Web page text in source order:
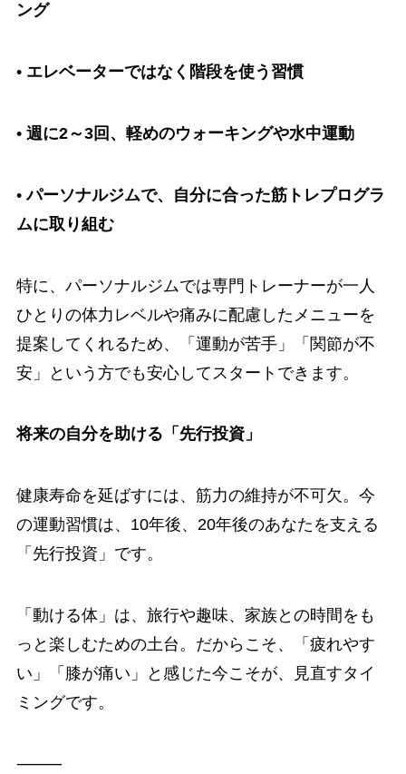
ング
• エレベーターではなく階段を使う習慣
• 週に2～3回、軽めのウォーキングや水中運動
•パーソナルジムで、自分に合った筋トレプログラ
ムに取り組む
特に、パーソナルジムでは専門トレーナーが一人
ひとりの体力レベルや痛みに配慮したメニューを
提案してくれるため、「運動が苦手」「関節が不
安」という方でも安心してスタートできます。
将来の自分を助ける「先行投資」
健康寿命を延ばすには、筋力の維持が不可欠。今
の運動習慣は、10年後、20年後のあなたを支える
「先行投資」です。
「動ける体」は、旅行や趣味、家族との時間をも
っと楽しむための土台。だからこそ、「疲れやす
い」「膝が痛い」と感じた今こそが、見直すタイ
ミングです。
⸻